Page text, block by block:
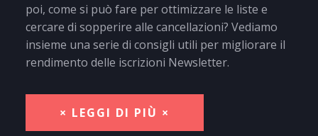
poi, come si può fare per ottimizzare le liste e
cercare di sopperire alle cancellazioni? Vediamo
insieme una serie di consigli utili per migliorare il
rendimento delle iscrizioni Newsletter.
× LEGGI DI PIÙ ×